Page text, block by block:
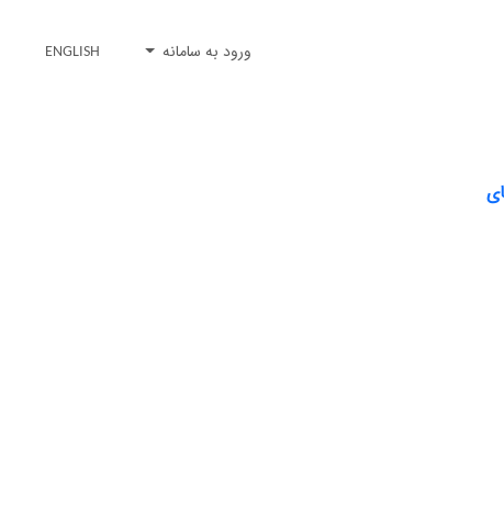
ورود به سامانه ENGLISH